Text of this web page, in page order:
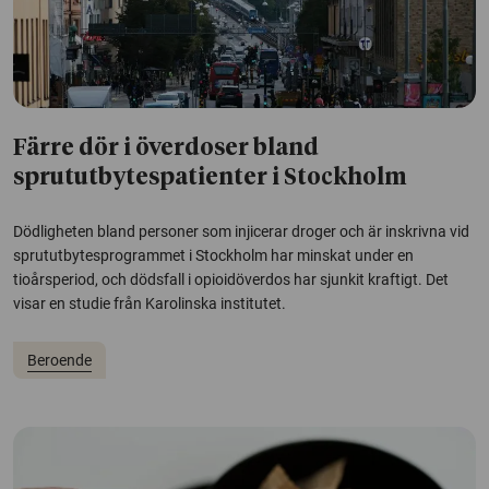
Färre dör i överdoser bland
sprututbytespatienter i Stockholm
Dödligheten bland personer som injicerar droger och är inskrivna vid
sprututbytesprogrammet i Stockholm har minskat under en
tioårsperiod, och dödsfall i opioidöverdos har sjunkit kraftigt. Det
visar en studie från Karolinska institutet.
Beroende